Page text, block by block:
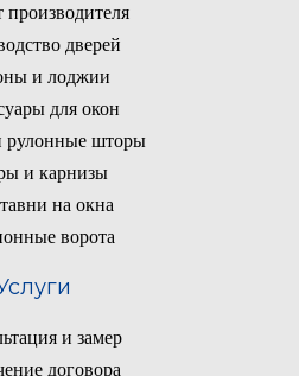
производителя
дверей
и лоджии
для окон
шторы
и карнизы
на окна
ворота
и замер
договора